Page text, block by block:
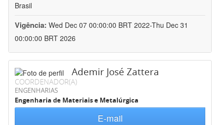
Brasil
Vigência: Wed Dec 07 00:00:00 BRT 2022-Thu Dec 31
00:00:00 BRT 2026
Ademir José Zattera
COORDENADOR(A)
ENGENHARIAS
Engenharia de Materiais e Metalúrgica
E-mail